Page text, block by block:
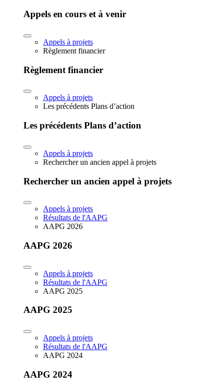
Appels en cours et à venir
Appels à projets
Règlement financier
Règlement financier
Appels à projets
Les précédents Plans d’action
Les précédents Plans d’action
Appels à projets
Rechercher un ancien appel à projets
Rechercher un ancien appel à projets
Appels à projets
Résultats de l'AAPG
AAPG 2026
AAPG 2026
Appels à projets
Résultats de l'AAPG
AAPG 2025
AAPG 2025
Appels à projets
Résultats de l'AAPG
AAPG 2024
AAPG 2024